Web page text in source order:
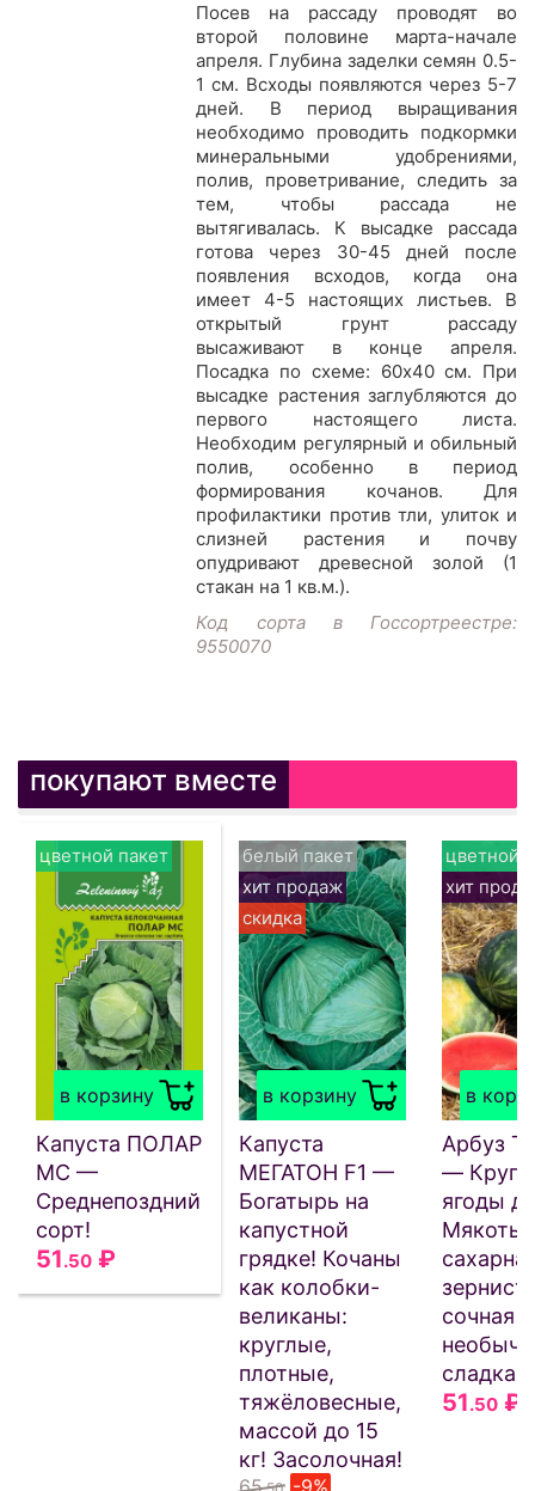
Посев на рассаду проводят во
второй половине марта-начале
апреля. Глубина заделки семян 0.5-
1 см. Всходы появляются через 5-7
дней. В период выращивания
необходимо проводить подкормки
минеральными удобрениями,
полив, проветривание, следить за
тем, чтобы рассада не
вытягивалась. К высадке рассада
готова через 30-45 дней после
появления всходов, когда она
имеет 4-5 настоящих листьев. В
открытый грунт рассаду
высаживают в конце апреля.
Посадка по схеме: 60х40 см. При
высадке растения заглубляются до
первого настоящего листа.
Необходим регулярный и обильный
полив, особенно в период
формирования кочанов. Для
профилактики против тли, улиток и
слизней растения и почву
опудривают древесной золой (1
стакан на 1 кв.м.).
Код сорта в Госсортреестре:
9550070
покупают вместе
в корзину
цветной пакет
Капуста ПОЛАР
МС —
Среднепоздний
сорт!
51.50 ₽
в корзину
белый пакет
хит продаж
скидка
Капуста
МЕГАТОН F1 —
Богатырь на
капустной
грядке! Кочаны
как колобки-
великаны:
круглые,
плотные,
тяжёловесные,
массой до 15
кг! Засолочная!
65 -9%
в
цветной
хит
Арбуз
—
ягоды
Мякоть
сочная и
сладкая!
51.50 ₽